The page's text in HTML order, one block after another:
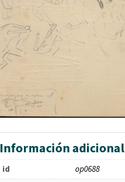
Información adicional
id
op0688